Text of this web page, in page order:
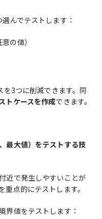
んでテストします：
の値）
を3つに削減できます。同
トケースを作成できます。
最大値）をテストする技
近で発生しやすいことが
点的にテストします。
界値をテストします：